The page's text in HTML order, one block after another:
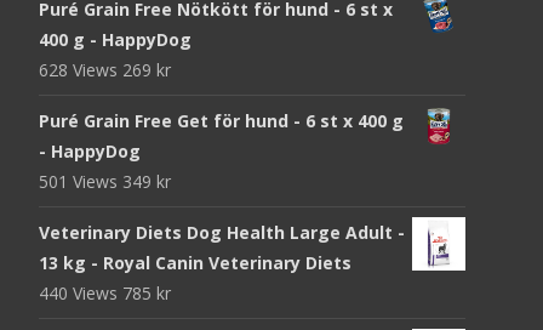
Puré Grain Free Nötkött för hund - 6 st x
400 g - HappyDog
628 Views 269 kr
Puré Grain Free Get för hund - 6 st x 400 g
- HappyDog
501 Views 349 kr
Veterinary Diets Dog Health Large Adult -
13 kg - Royal Canin Veterinary Diets
440 Views 785 kr